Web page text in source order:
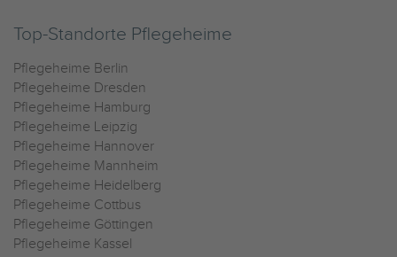
Top-Standorte Pflegeheime
Pflegeheime Berlin
Pflegeheime Dresden
Pflegeheime Hamburg
Pflegeheime Leipzig
Pflegeheime Hannover
Pflegeheime Mannheim
Pflegeheime Heidelberg
Pflegeheime Cottbus
Pflegeheime Göttingen
Pflegeheime Kassel